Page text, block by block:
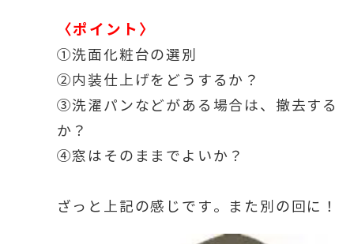
〈ポイント〉
①洗面化粧台の選別
②内装仕上げをどうするか？
③洗濯パンなどがある場合は、撤去する
か？
④窓はそのままでよいか？
ざっと上記の感じです。また別の回に！